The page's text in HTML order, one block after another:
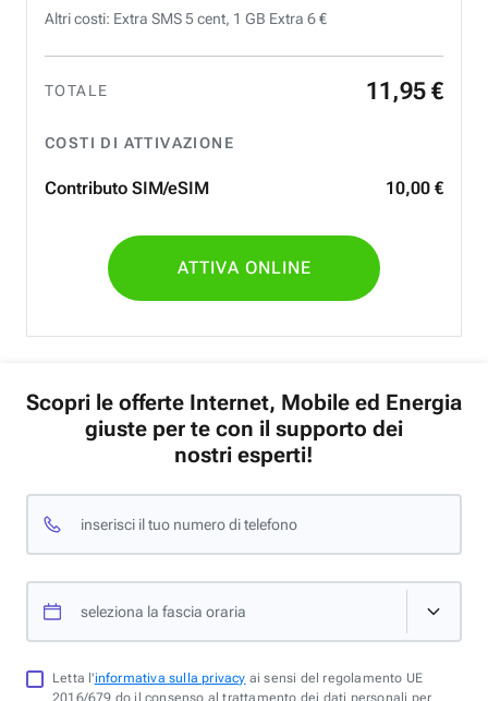
Altri costi: Extra SMS 5 cent, 1 GB Extra 6 €
TOTALE 11 ,95 €
COSTI DI ATTIVAZIONE
Contributo SIM/eSIM 10,00 €
ATTIVA ONLINE
Scopri le offerte Internet, Mobile ed Energia
giuste per te con il supporto dei
nostri esperti!
inserisci il tuo numero di telefono
seleziona la fascia oraria
Letta l'informativa sulla privacy ai sensi del regolamento UE
2016/679 do il consenso al trattamento dei dati personali per